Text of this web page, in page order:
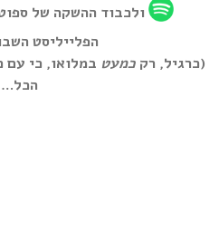
ולכבוד ההשקה של
הפלייליסט
(כרגיל, רקכמעט במלואו, כי עם